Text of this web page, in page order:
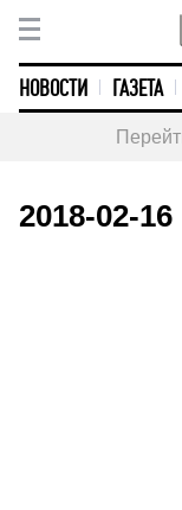
НОВОСТИ ГАЗЕТА
2018-02-16